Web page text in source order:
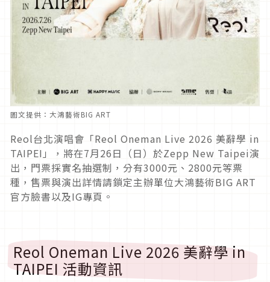
圖文提供：大鴻藝術BIG ART
​​Reol台北演唱會「Reol Oneman Live 2026 美辭學 in
TAIPEI」，將在7月26日（日）於Zepp New Taipei演
出，門票採實名抽選制，分有3000元、2800元等票
種，售票與演出詳情請鎖定主辦單位大鴻藝術BIG ART
官方臉書以及IG專頁。
Reol Oneman Live 2026 美辭學 in
TAIPEI 活動資訊